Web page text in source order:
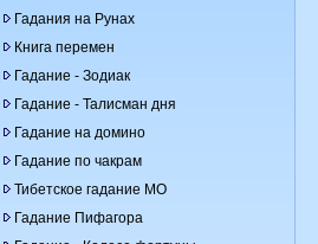
Гадания на Рунах
Книга перемен
Гадание - Зодиак
Гадание - Талисман дня
Гадание на домино
Гадание по чакрам
Тибетское гадание МО
Гадание Пифагора